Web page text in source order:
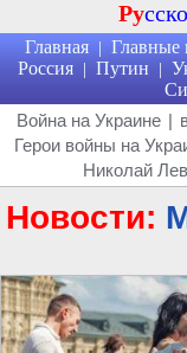
Ру
Главная | Главные
Россия | Путин |
Война на Украине |
Герои войны на
Николай
Новости: